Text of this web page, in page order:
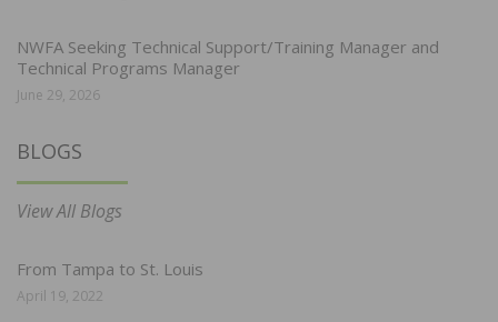
NWFA Seeking Technical Support/Training Manager and
Technical Programs Manager
June 29, 2026
BLOGS
View All Blogs
From Tampa to St. Louis
April 19, 2022